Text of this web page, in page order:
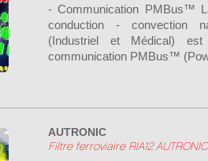
- Communication PMBus™
conduction - convection
(Industriel et Médical)
communication PMBus™
AUTRONIC
Filtre ferroviaire RIA12 AUTRONIC